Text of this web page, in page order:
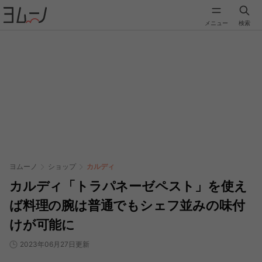
メニュー 検索
ヨムーノ ショップ カルディ
カルディ「トラパネーゼペスト」を使え
ば料理の腕は普通でもシェフ並みの味付
けが可能に
2023年06月27日更新